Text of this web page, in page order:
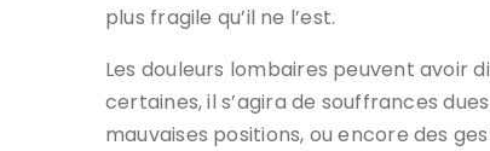
plus fragile qu’il ne l’est.
Les douleurs lombaires peuvent avoir
certaines, il s’agira de souffrances
mauvaises positions, ou encore des